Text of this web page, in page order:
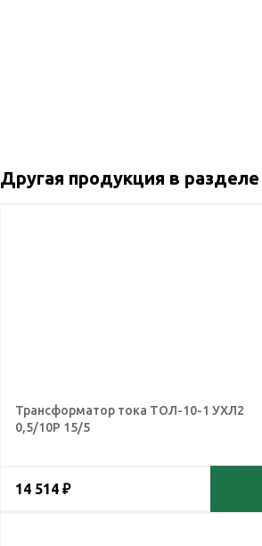
Другая продукция в разделе
Трансформатор тока ТОЛ-10-1 УХЛ2
0,5/10Р 15/5
14 514 ₽